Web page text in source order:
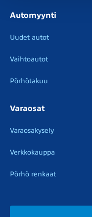
Automyynti
Uudet autot
Vaihtoautot
Pörhötakuu
Varaosat
Varaosakysely
Verkkokauppa
Pörhö renkaat